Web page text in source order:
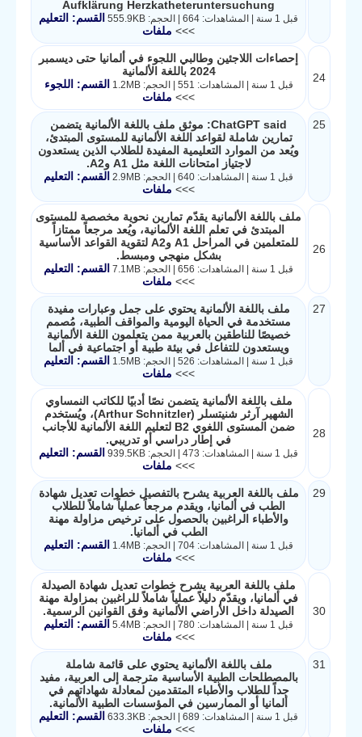
Aufklärung Herzkatheteruntersuchung
قبل 1 سنة | المشاهدات: 664 | الحجم: 555.9KB
القسم: التعليم
>>> ملفات
24
إحصاءات اللاجئين وطالبي اللجوء في ألمانيا حتى ديسمبر
2024 باللغة الألمانية
قبل 1 سنة | المشاهدات: 551 | الحجم: 1.2MB
القسم: اللجوء
>>> ملفات
25
ChatGPT said: موثق ملف باللغة الألمانية يتضمن
تمارين شاملة لقواعد اللغة الألمانية للمستوى المبتدئ،
ويُعد من الموارد التعليمية المفيدة للطلاب الذين يستعدون
لاجتياز امتحانات اللغة مثل A1 وA2.
قبل 1 سنة | المشاهدات: 640 | الحجم: 2.9MB
القسم: التعليم
>>> ملفات
26
ملف باللغة الألمانية يقدّم تمارين نحوية مخصصة للمستوى
المبتدئ في تعلم اللغة الألمانية، ويُعد مرجعاً ممتازاً
للمتعلمين في المراحل A1 وA2 لتقوية القواعد الأساسية
بشكل منهجي ومبسط.
قبل 1 سنة | المشاهدات: 656 | الحجم: 7.1MB
القسم: التعليم
>>> ملفات
27
ملف باللغة الألمانية يحتوي على جمل وعبارات مفيدة
مستخدمة في الحياة اليومية والمواقف الطبية، مُصمم
خصيصًا للناطقين بالعربية ممن يتعلمون اللغة الألمانية
ويستعدون للتفاعل في بيئة طبية أو اجتماعية في ألما
قبل 1 سنة | المشاهدات: 526 | الحجم: 1.5MB
القسم: التعليم
>>> ملفات
28
ملف باللغة الألمانية يتضمن نصًا أدبيًا للكاتب النمساوي
الشهير آرثر شنيتسلر (Arthur Schnitzler)، ويُستخدم
ضمن المستوى اللغوي B2 لتعليم اللغة الألمانية للأجانب
في إطار دراسي أو تدريبي.
قبل 1 سنة | المشاهدات: 473 | الحجم: 939.5KB
القسم: التعليم
>>> ملفات
29
ملف باللغة العربية يشرح بالتفصيل خطوات تعديل شهادة
الطب في ألمانيا، ويقدم مرجعاً عملياً شاملاً للطلاب
والأطباء الراغبين بالحصول على ترخيص مزاولة مهنة
الطب في ألمانيا.
قبل 1 سنة | المشاهدات: 704 | الحجم: 1.4MB
القسم: التعليم
>>> ملفات
30
ملف باللغة العربية يشرح خطوات تعديل شهادة الصيدلة
في ألمانيا، ويقدّم دليلاً عملياً شاملاً للراغبين بمزاولة مهنة
الصيدلة داخل الأراضي الألمانية وفق القوانين الرسمية.
قبل 1 سنة | المشاهدات: 780 | الحجم: 5.4MB
القسم: التعليم
>>> ملفات
31
ملف باللغة الألمانية يحتوي على قائمة شاملة
بالمصطلحات الطبية الأساسية مترجمة إلى العربية، مفيد
جداً للطلاب والأطباء المتقدمين لمعادلة شهاداتهم في
ألمانيا أو الممارسين في المؤسسات الطبية الألمانية.
قبل 1 سنة | المشاهدات: 689 | الحجم: 633.3KB
القسم: التعليم
>>> ملفات